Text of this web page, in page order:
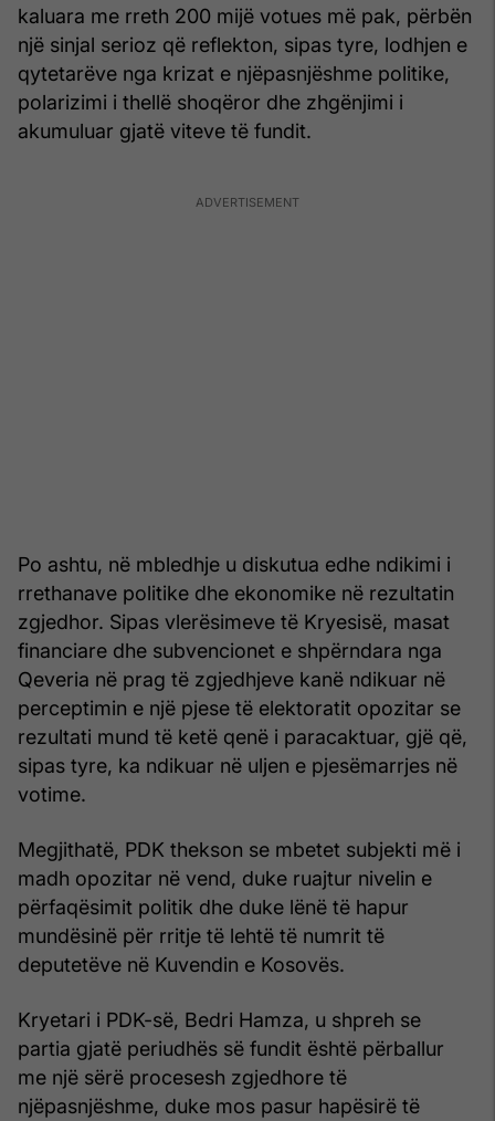
kaluara me rreth 200 mijë votues më pak, përbën
një sinjal serioz që reflekton, sipas tyre, lodhjen e
qytetarëve nga krizat e njëpasnjëshme politike,
polarizimi i thellë shoqëror dhe zhgënjimi i
akumuluar gjatë viteve të fundit.
Po ashtu, në mbledhje u diskutua edhe ndikimi i
rrethanave politike dhe ekonomike në rezultatin
zgjedhor. Sipas vlerësimeve të Kryesisë, masat
financiare dhe subvencionet e shpërndara nga
Qeveria në prag të zgjedhjeve kanë ndikuar në
perceptimin e një pjese të elektoratit opozitar se
rezultati mund të ketë qenë i paracaktuar, gjë që,
sipas tyre, ka ndikuar në uljen e pjesëmarrjes në
votime.
Megjithatë, PDK thekson se mbetet subjekti më i
madh opozitar në vend, duke ruajtur nivelin e
përfaqësimit politik dhe duke lënë të hapur
mundësinë për rritje të lehtë të numrit të
deputetëve në Kuvendin e Kosovës.
Kryetari i PDK-së, Bedri Hamza, u shpreh se
partia gjatë periudhës së fundit është përballur
me një sërë procesesh zgjedhore të
njëpasnjëshme, duke mos pasur hapësirë të